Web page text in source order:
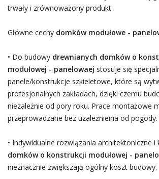
trwały i zrównoważony produkt.
Główne cechy domków modułowe -
• Do budowy drewnianych domków o
modułowej - panelowaej stosuje się
panele/konstrukcje szkieletowe, które są
profesjonalnych zakładach, dzięki czemu
niezależnie od pory roku. Prace montażowe
przeprowadzane bez uzależnienia od pogody.
• Indywidualne rozwiązania architektoniczne i
domków o konstrukcji modułowej -
nieznacznie zwiększają ogólny koszt budowy.